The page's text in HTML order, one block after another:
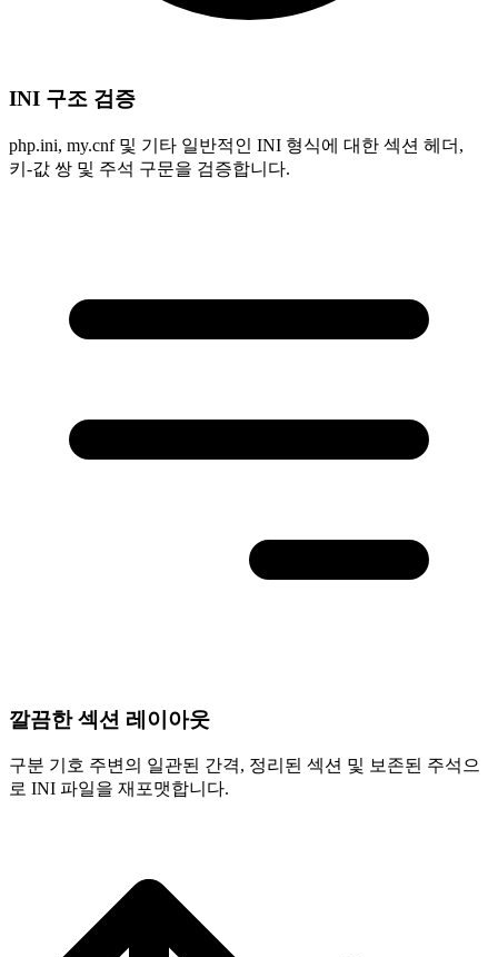
INI 구조 검증
php.ini, my.cnf 및 기타 일반적인 INI 형식에 대한 섹션 헤더,
키-값 쌍 및 주석 구문을 검증합니다.
깔끔한 섹션 레이아웃
구분 기호 주변의 일관된 간격, 정리된 섹션 및 보존된 주석으
로 INI 파일을 재포맷합니다.